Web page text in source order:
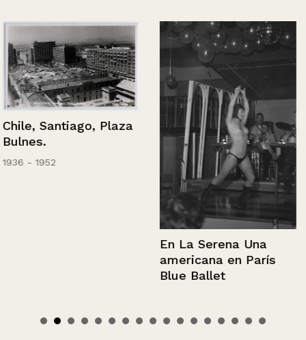
Chile, Santiago, Plaza
Bulnes.
1936 - 1952
En La Serena Una
americana en París
Blue Ballet